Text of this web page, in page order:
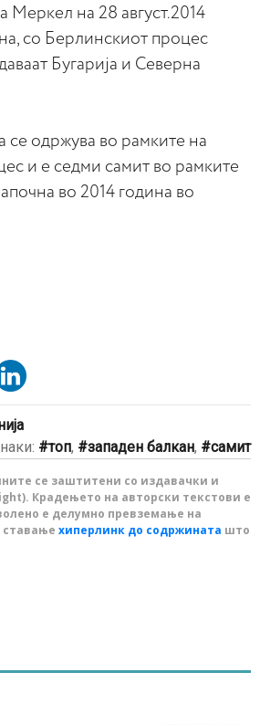
Меркел на 28 август.2014
со Берлинскиот процес
Бугарија и Северна
се одржува во рамките на
и е седми самит во рамките
во 2014 година во
топ, западен балкан, самит
се заштитени со издавачки и
Крадењето на авторски текстови е
е делумно превземање на
ставање хиперлинк до содржината што